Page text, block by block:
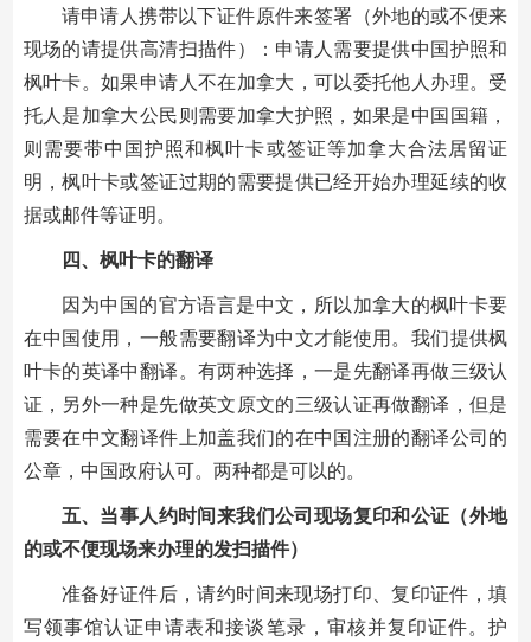
请申请人携带以下证件原件来签署（外地的或不便来
现场的请提供高清扫描件）：申请人需要提供中国护照和
枫叶卡。如果申请人不在加拿大，可以委托他人办理。受
托人是加拿大公民则需要加拿大护照，如果是中国国籍，
则需要带中国护照和枫叶卡或签证等加拿大合法居留证
明，枫叶卡或签证过期的需要提供已经开始办理延续的收
据或邮件等证明。
四、枫叶卡的翻译
因为中国的官方语言是中文，所以加拿大的枫叶卡要
在中国使用，一般需要翻译为中文才能使用。我们提供枫
叶卡的英译中翻译。有两种选择，一是先翻译再做三级认
证，另外一种是先做英文原文的三级认证再做翻译，但是
需要在中文翻译件上加盖我们的在中国注册的翻译公司的
公章，中国政府认可。两种都是可以的。
五、当事人约时间来我们公司现场复印和公证（外地
的或不便现场来办理的发扫描件）
准备好证件后，请约时间来现场打印、复印证件，填
写领事馆认证申请表和接谈笔录，审核并复印证件。护